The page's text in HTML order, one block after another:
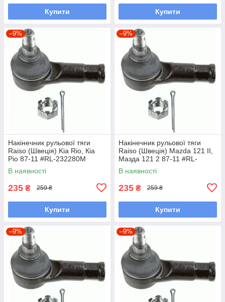
Купити Купити
–9%
Накінечник рульової тяги
Raiso (Швеція) Kia Rio, Кіа
Ріо 87-11 #RL-232280M
UAKCOCW7
В наявності
235 ₴ 259 ₴
Купити
–9%
Накінечник рульової тяги
Raiso (Швеція) Mazda 121 II,
Мазда 121 2 87-11 #RL-
232280M UAKCOCW7
В наявності
235 ₴ 259 ₴
Купити
–9% –9%